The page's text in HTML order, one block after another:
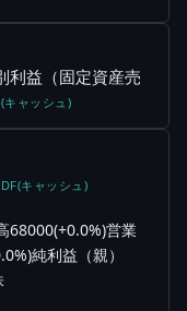
利益（固定資産売
キャッシュ)
キャッシュ)
68000(+0.0%)営業
純利益（親）